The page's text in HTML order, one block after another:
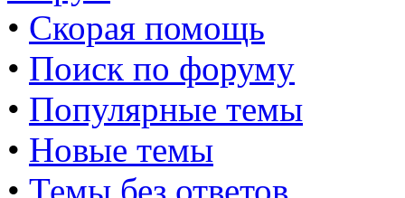
• Скорая помощь
• Поиск по форуму
• Популярные темы
• Новые темы